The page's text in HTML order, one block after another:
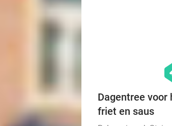
Dagentree voor
friet en saus